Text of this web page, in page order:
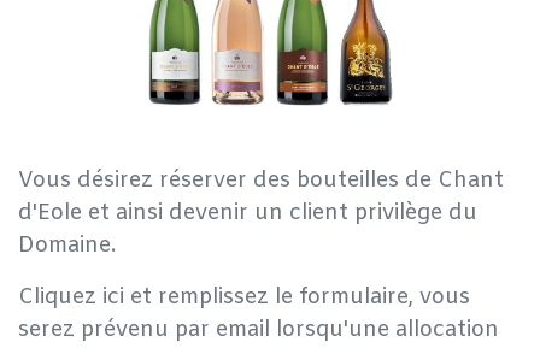
Vous désirez réserver des bouteilles de Chant
d'Eole et ainsi devenir un client privilège du
Domaine.
Cliquez ici et remplissez le formulaire, vous
serez prévenu par email lorsqu'une allocation